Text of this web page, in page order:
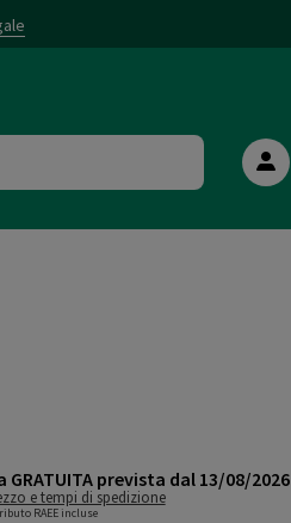
GRATUITA prevista dal 13/08/2026
e tempi di spedizione
RAEE incluse